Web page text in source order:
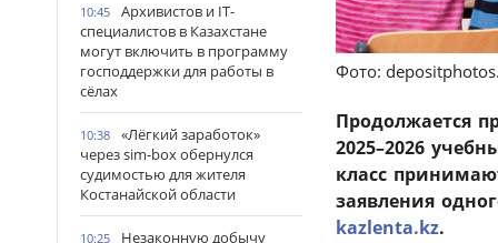
10:45
Архивистов и IT-
специалистов в Казахстане
могут включить в программу
господдержки для работы в
сёлах
10:38
«Лёгкий заработок»
через sim-box обернулся
судимостью для жителя
Костанайской области
10:25
Незаконную добычу
Фото:
Продолжается
2025–2026
класс
заявления
kazlenta.kz.